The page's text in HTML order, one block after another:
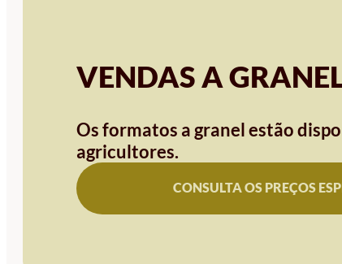
VENDAS A
Os formatos a granel estão
agricultores.
CONSULTA OS PREÇOS